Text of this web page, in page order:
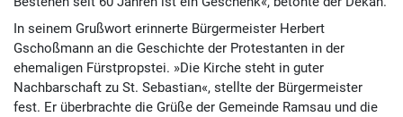
In seinem Grußwort erinnerte Bürgermeister Herbert
Gschoßmann an die Geschichte der Protestanten in der
ehemaligen Fürstpropstei. »Die Kirche steht in guter
Nachbarschaft zu St. Sebastian«, stellte der Bürgermeister
fest. Er überbrachte die Grüße der Gemeinde Ramsau und die